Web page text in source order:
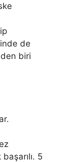
de
biri
5